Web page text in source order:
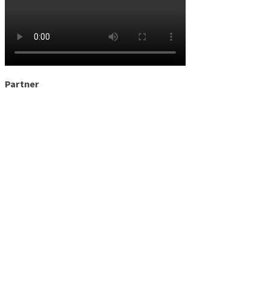
Partner